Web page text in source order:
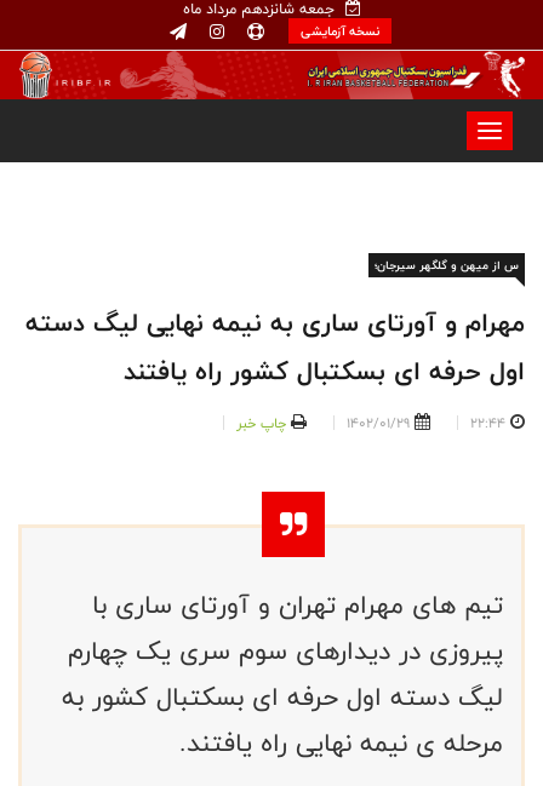
جمعه شانزدهم مرداد ماه
نسخه آزمایشی
س از میهن و گلگهر سیرجان؛
مهرام و آورتای ساری به نیمه نهایی لیگ دسته
اول حرفه ای بسکتبال کشور راه یافتند
22:44
1402/01/29 چاپ خبر
تیم های مهرام تهران و آورتای ساری با
پیروزی در دیدارهای سوم سری یک چهارم
لیگ دسته اول حرفه ای بسکتبال کشور به
مرحله ی نیمه نهایی راه یافتند.